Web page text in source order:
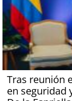
Tras reunión
en seguridad